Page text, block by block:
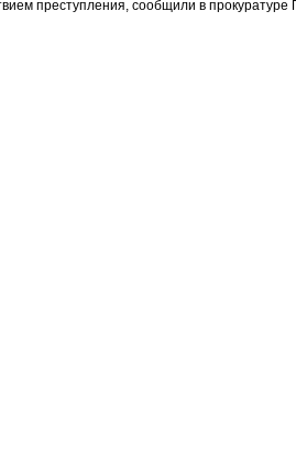
преступления, сообщили в прокуратуре